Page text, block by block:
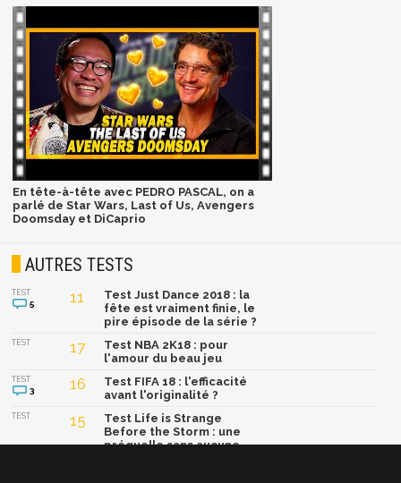
En tête-à-tête avec PEDRO PASCAL, on a
parlé de Star Wars, Last of Us, Avengers
Doomsday et DiCaprio
AUTRES TESTS
TEST
5 11
Test Just Dance 2018 : la
fête est vraiment finie, le
pire épisode de la série ?
TEST 17
Test NBA 2K18 : pour
l'amour du beau jeu
TEST
3 16
Test FIFA 18 : l'efficacité
avant l'originalité ?
TEST 15
Test Life is Strange
Before the Storm : une
préquelle sans aucune